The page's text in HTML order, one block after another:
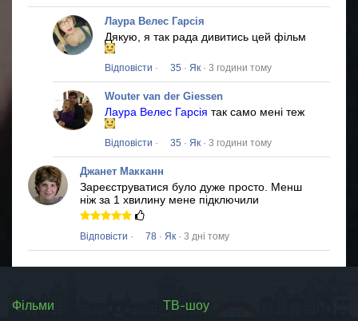
Лаура Велес Гарсія
Дякую, я так рада дивитись цей фільм
Відповісти · 35 · Як · 3 години тому
Wouter van der Giessen
Лаура Велес Гарсія так само мені теж
Відповісти · 35 · Як · 3 години тому
Джанет Макканн
Зареєструватися було дуже просто. Менш
ніж за 1 хвилину мене підключили
Відповісти · 78 · Як · 3 дні тому
Фільми ТВ-шоу